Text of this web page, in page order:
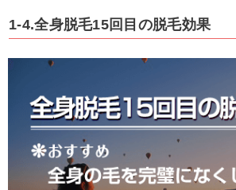
1-4.全身脱毛15回目の脱毛効果